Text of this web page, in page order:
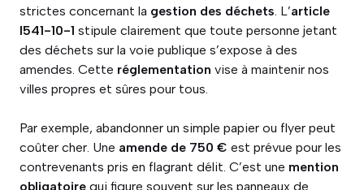
strictes concernant la gestion des déchets. L’article
l541-10-1 stipule clairement que toute personne jetant
des déchets sur la voie publique s’expose à des
amendes. Cette réglementation vise à maintenir nos
villes propres et sûres pour tous.
Par exemple, abandonner un simple papier ou flyer peut
coûter cher. Une amende de 750 € est prévue pour les
contrevenants pris en flagrant délit. C’est une mention
obligatoire qui figure souvent sur les panneaux de